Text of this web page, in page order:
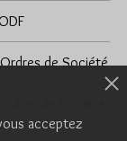
de Société
acceptez